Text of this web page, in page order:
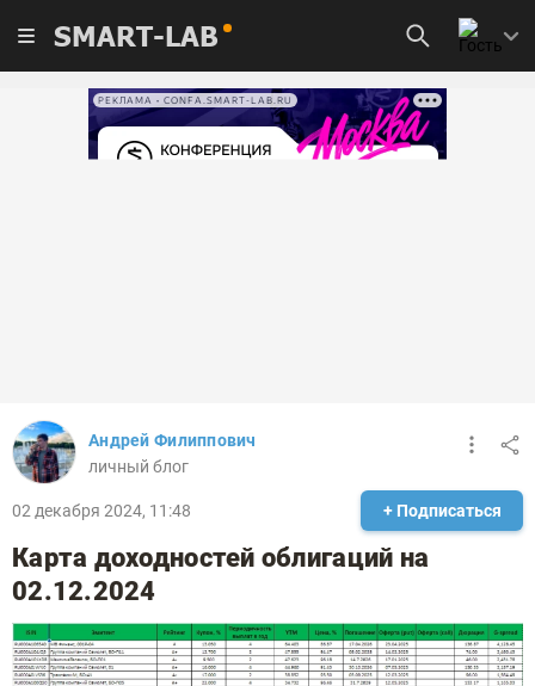
SMART-LAB
РЕКЛАМА • CONFA.SMART-LAB.RU
Андрей Филиппович
личный блог
02 декабря 2024, 11:48 + Подписаться
Карта доходностей облигаций на
02.12.2024